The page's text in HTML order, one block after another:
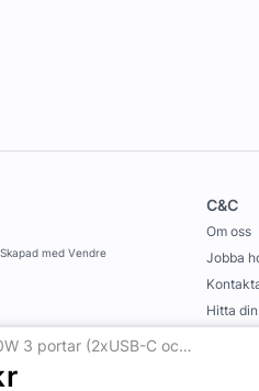
Belkin 100W 3 portar (2xUSB-C och 1xUSB-A) Väggladdare
Skapad med Vendre
C&C
Om oss
Jobba
Hitta